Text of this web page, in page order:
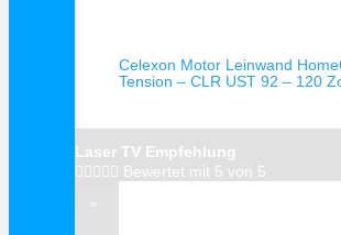
Celexon Motor Leinwand
Tension – CLR UST 92 – 120
Laser TV Empfehlung
     Bewertet mit 5 von 5